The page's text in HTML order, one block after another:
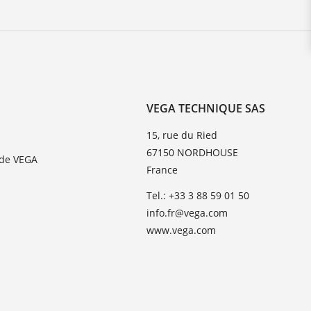
VEGA
VEGA TECHNIQUE SAS
15, rue du Ried
67150 NORDHOUSE
France
Tel.: +33 3 88 59 01 50
info.fr@vega.com
www.vega.com